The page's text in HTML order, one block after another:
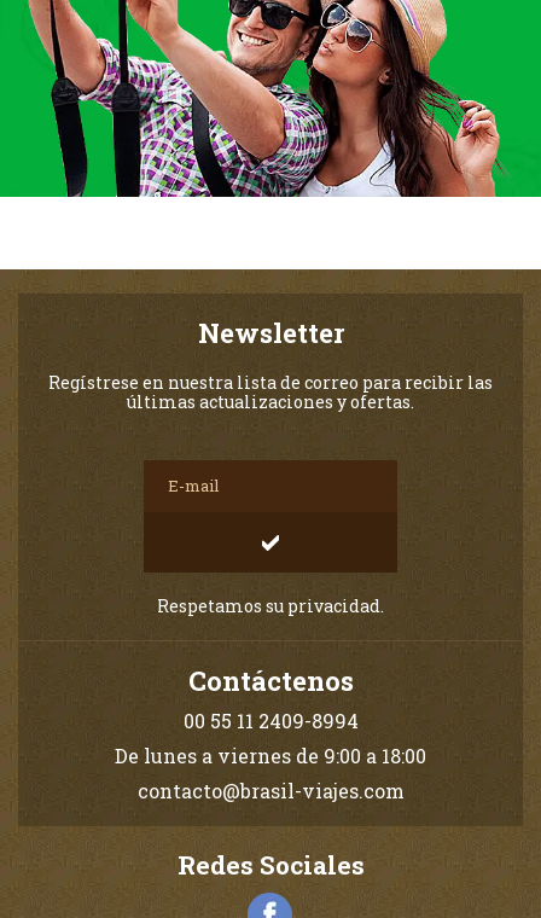
Newsletter
Regístrese en nuestra lista de correo para recibir las
últimas actualizaciones y ofertas.
Respetamos su privacidad.
Contáctenos
00 55 11 2409-8994
De lunes a viernes de 9:00 a 18:00
contacto@brasil-viajes.com
Redes Sociales